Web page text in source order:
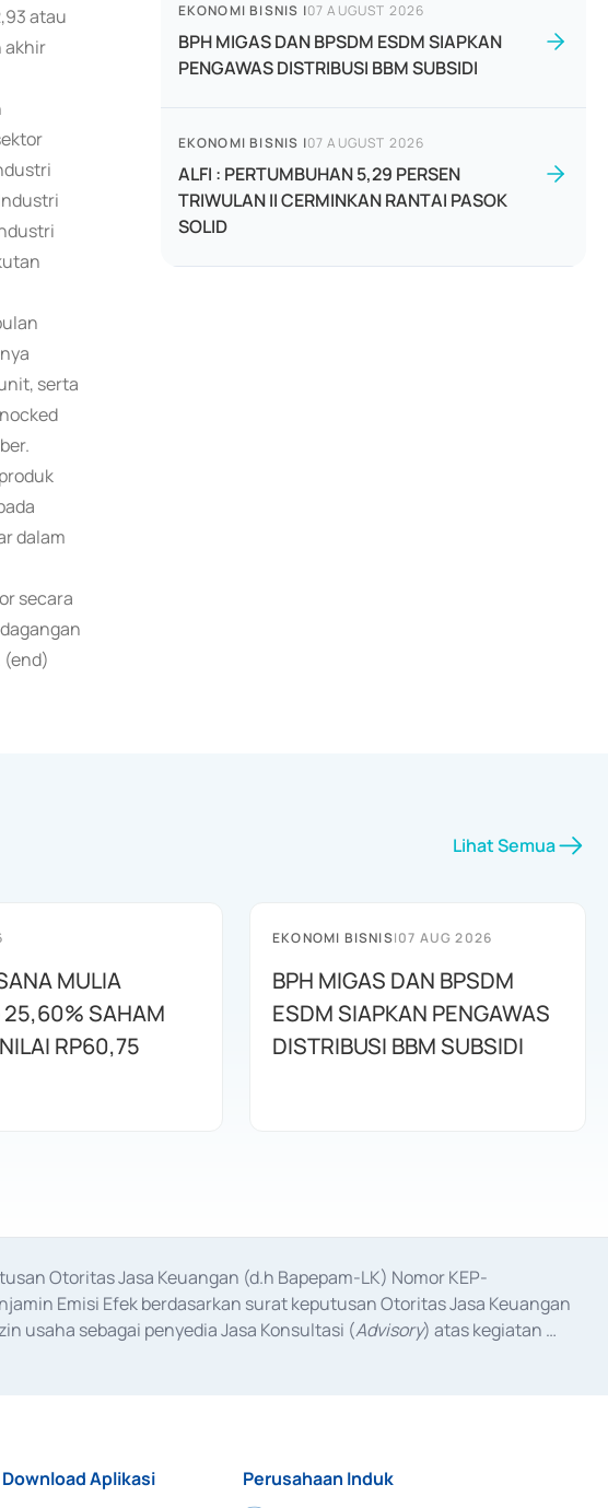
atau
akhir
serta
dalam
secara
(end)
EKONOMI BISNIS |07 AUGUST 2026
BPH MIGAS DAN BPSDM ESDM SIAPKAN
PENGAWAS DISTRIBUSI BBM SUBSIDI
EKONOMI BISNIS |07 AUGUST 2026
ALFI : PERTUMBUHAN 5,29 PERSEN
TRIWULAN II CERMINKAN RANTAI PASOK
SOLID
Lihat Semua
MULIA
25,60% SAHAM
RP60,75
EKONOMI BISNIS|07 AUG 2026
BPH MIGAS DAN BPSDM
ESDM SIAPKAN PENGAWAS
DISTRIBUSI BBM SUBSIDI
Otoritas Jasa Keuangan (d.h Bapepam-LK) Nomor KEP-
Emisi Efek berdasarkan surat keputusan Otoritas Jasa Keuangan
usaha sebagai penyedia Jasa Konsultasi (Advisory) atas kegiatan
Download Aplikasi Perusahaan Induk